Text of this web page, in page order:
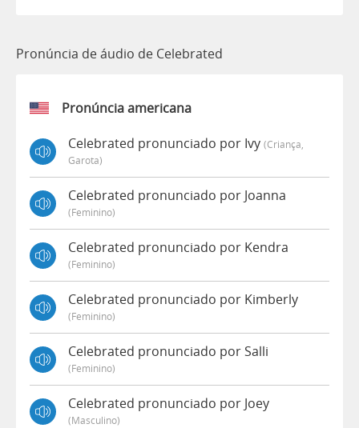
Pronúncia de áudio de Celebrated
Pronúncia americana
Celebrated pronunciado por Ivy (criança,
Garota)
Celebrated pronunciado por Joanna
(feminino)
Celebrated pronunciado por Kendra
(feminino)
Celebrated pronunciado por Kimberly
(feminino)
Celebrated pronunciado por Salli
(feminino)
Celebrated pronunciado por Joey
(masculino)